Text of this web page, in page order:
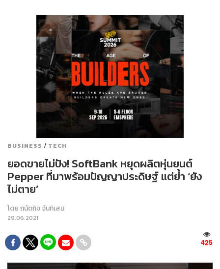
BUSINESS / TECH
ยอดขายไม่ปัง! SoftBank หยุดผลิตหุ่นยนต์
Pepper ที่มาพร้อมปัญญาประดิษฐ์ แต่ย้ำ ‘ยัง
ไม่ตาย’
โดยถนัดกิจ จันกิเสน
29.06.2021
425